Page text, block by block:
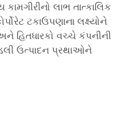
લાભ તાત્કાલિક
ટકાઉપણાના લક્ષ્યોને
હિતધારકો વચ્ચે કંપનીની
ઉત્પાદન પ્રથાઓને